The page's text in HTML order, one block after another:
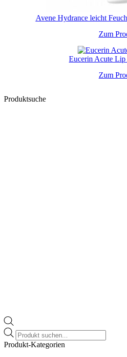
Avene Hydrance leicht
Zum
Eucerin Acute
Zum
Produktsuche
Products
search
Produkt-Kategorien